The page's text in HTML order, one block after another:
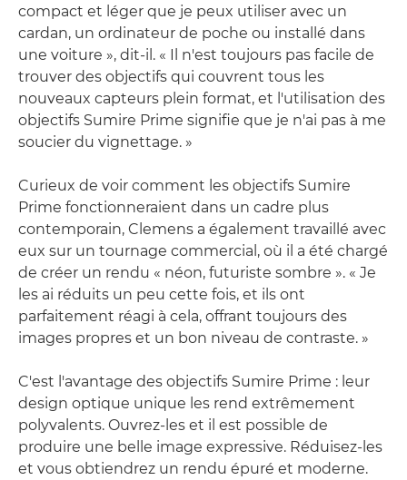
compact et léger que je peux utiliser avec un
cardan, un ordinateur de poche ou installé dans
une voiture », dit-il. « Il n'est toujours pas facile de
trouver des objectifs qui couvrent tous les
nouveaux capteurs plein format, et l'utilisation des
objectifs Sumire Prime signifie que je n'ai pas à me
soucier du vignettage. »
Curieux de voir comment les objectifs Sumire
Prime fonctionneraient dans un cadre plus
contemporain, Clemens a également travaillé avec
eux sur un tournage commercial, où il a été chargé
de créer un rendu « néon, futuriste sombre ». « Je
les ai réduits un peu cette fois, et ils ont
parfaitement réagi à cela, offrant toujours des
images propres et un bon niveau de contraste. »
C'est l'avantage des objectifs Sumire Prime : leur
design optique unique les rend extrêmement
polyvalents. Ouvrez-les et il est possible de
produire une belle image expressive. Réduisez-les
et vous obtiendrez un rendu épuré et moderne.